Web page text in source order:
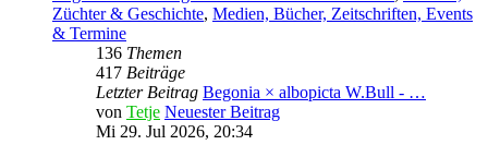
Züchter & Geschichte, Medien, Bücher, Zeitschriften, Events
& Termine
136 Themen
417 Beiträge
Letzter Beitrag Begonia × albopicta W.Bull - …
von Tetje Neuester Beitrag
Mi 29. Jul 2026, 20:34